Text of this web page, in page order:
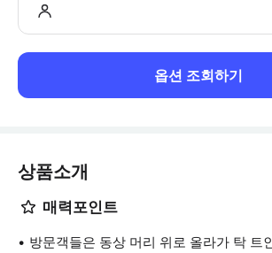
옵션 조회하기
상품소개
매력포인트
방문객들은 동상 머리 위로 올라가 탁 트